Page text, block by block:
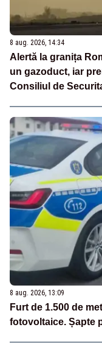
8 aug. 2026, 14:34
Alertă la granița
un gazoduct, iar
Consiliul de
8 aug. 2026, 13:09
Furt de 1.500 de
fotovoltaice. Șapte